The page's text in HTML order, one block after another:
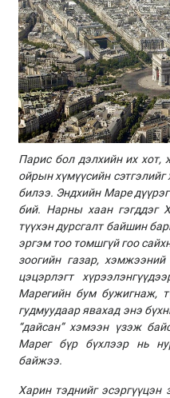
Парис бол дэлхийн их хот,
ойрын хүмүүсийн
билээ. Эндхийн Маре
бий. Нарны хаан гэгддэг
түүхэн дурсгалт байшин
эргэм тоо томшгүй гоо
зоогийн газар,
цэцэрлэгт
Марегийн бум бужигнаж,
гудмуудаар явахад энэ
“дайсан” хэмээн үзэж
Марег бүр бүхлээр нь
байжээ.
Харин тэднийг эсэргүүцэн